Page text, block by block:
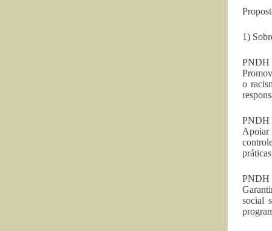
1)
PNDH
o
PNDH
Apoiar
PNDH
social